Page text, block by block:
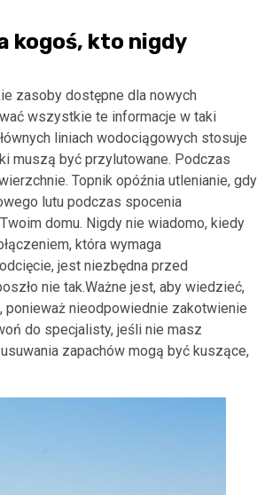
kogoś, kto nigdy
zasoby dostępne dla nowych
wszystkie te informacje w taki
liniach wodociągowych stosuje
muszą być przylutowane. Podczas
Topnik opóźnia utlenianie, gdy
lutu podczas spocenia
domu. Nigdy nie wiadomo, kiedy
która wymaga
jest niezbędna przed
nie tak.Ważne jest, aby wiedzieć,
ponieważ nieodpowiednie zakotwienie
do specjalisty, jeśli nie masz
zapachów mogą być kuszące,